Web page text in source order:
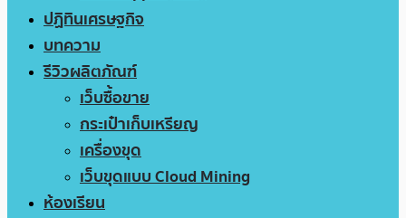
ปฏิทินเศรษฐกิจ
บทความ
รีวิวผลิตภัณฑ์
เว็บซื้อขาย
กระเป๋าเก็บเหรียญ
เครื่องขุด
เว็บขุดแบบ Cloud Mining
ห้องเรียน